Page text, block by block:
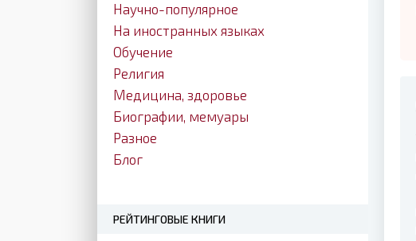
Научно-популярное
На иностранных языках
Обучение
Религия
Медицина, здоровье
Биографии, мемуары
Разное
Блог
РЕЙТИНГОВЫЕ КНИГИ